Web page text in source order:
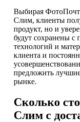
Выбирая
Слим, клиенты
продукт, но и
будут сохранены
технологий и
клиента и
предложить
рынке.
Сколько
Слим с